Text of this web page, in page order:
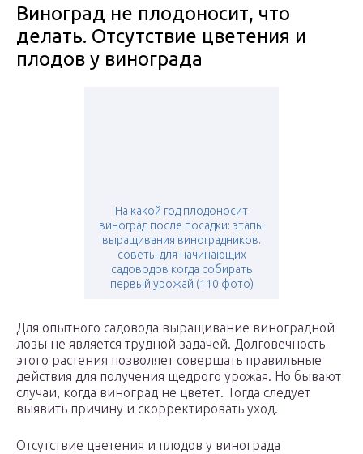
Виноград не плодоносит, что
делать. Отсутствие цветения и
плодов у винограда
На какой год плодоносит
виноград после посадки: этапы
выращивания виноградников.
советы для начинающих
садоводов когда собирать
первый урожай (110 фото)
Для опытного садовода выращивание виноградной
лозы не является трудной задачей. Долговечность
этого растения позволяет совершать правильные
действия для получения щедрого урожая. Но бывают
случаи, когда виноград не цветет. Тогда следует
выявить причину и скорректировать уход.
Отсутствие цветения и плодов у винограда